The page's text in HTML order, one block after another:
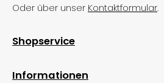
Oder über unser Kontaktformular.
Shopservice
Informationen